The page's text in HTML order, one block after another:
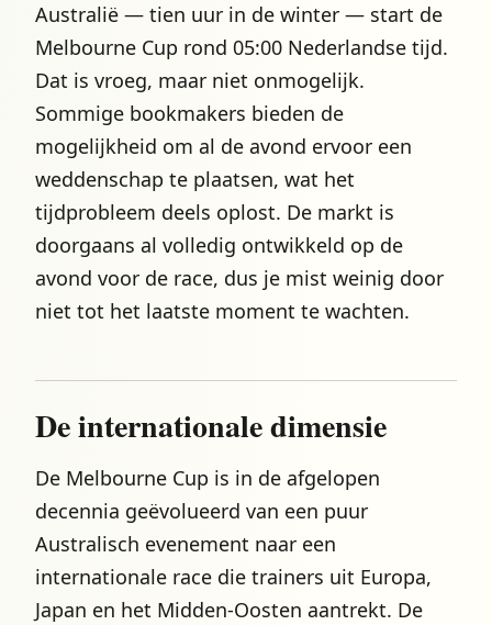
Australië — tien uur in de winter — start de
Melbourne Cup rond 05:00 Nederlandse tijd.
Dat is vroeg, maar niet onmogelijk.
Sommige bookmakers bieden de
mogelijkheid om al de avond ervoor een
weddenschap te plaatsen, wat het
tijdprobleem deels oplost. De markt is
doorgaans al volledig ontwikkeld op de
avond voor de race, dus je mist weinig door
niet tot het laatste moment te wachten.
De internationale dimensie
De Melbourne Cup is in de afgelopen
decennia geëvolueerd van een puur
Australisch evenement naar een
internationale race die trainers uit Europa,
Japan en het Midden-Oosten aantrekt. De